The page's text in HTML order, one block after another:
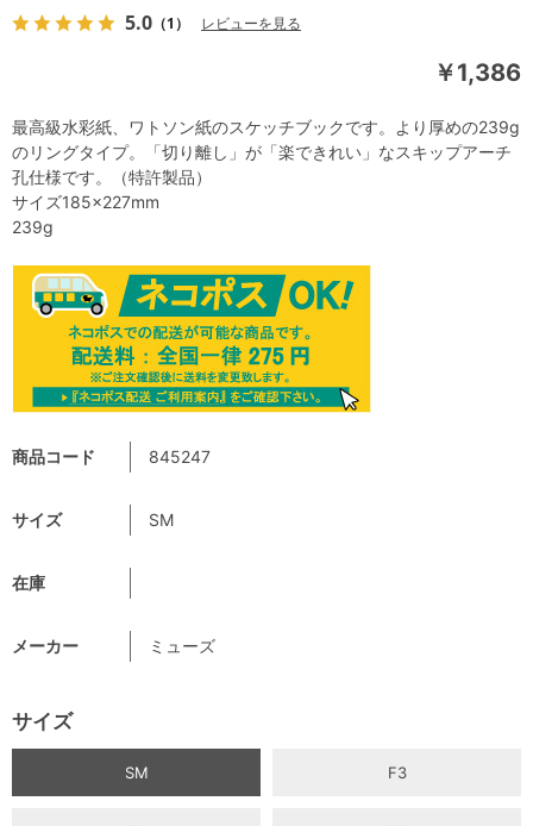
5.0 （1） レビューを見る
￥1,386
商品コード 845247
サイズ SM
在庫
メーカー ミューズ
サイズ
SM F3
最高級水彩紙、ワトソン紙のスケッチブックです。より厚めの239g
のリングタイプ。「切り離し」が「楽できれい」なスキップアーチ
孔仕様です。（特許製品）
サイズ185×227mm
239g